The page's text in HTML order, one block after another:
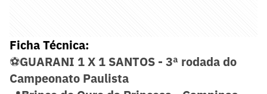
Ficha Técnica:
⚽GUARANI 1 X 1 SANTOS - 3ª rodada do
Campeonato Paulista